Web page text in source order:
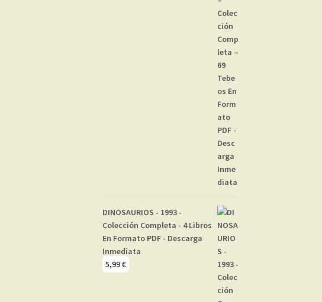
DINOSAURIOS - 1993 -
Colección Completa - 4 Libros
En Formato PDF - Descarga
Inmediata
5,99€